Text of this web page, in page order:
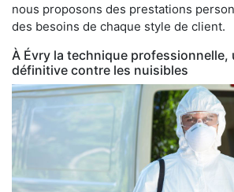
nous proposons des prestations
des besoins de chaque style de client.
À Évry la technique professionnelle,
définitive contre les nuisibles